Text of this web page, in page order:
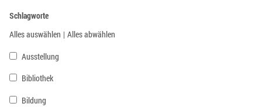
Schlagworte
Alles auswählen | Alles abwählen
Ausstellung
Bibliothek
Bildung